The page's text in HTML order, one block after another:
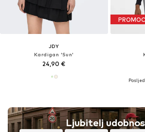
JDY
Kardigan 'Sun'
24,90 €
Ljubitelj